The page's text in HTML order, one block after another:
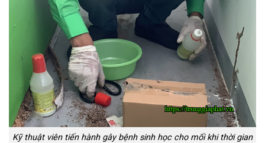
Kỹ thuật viên tiến hành gây bệnh sinh học cho mối khi thời gian